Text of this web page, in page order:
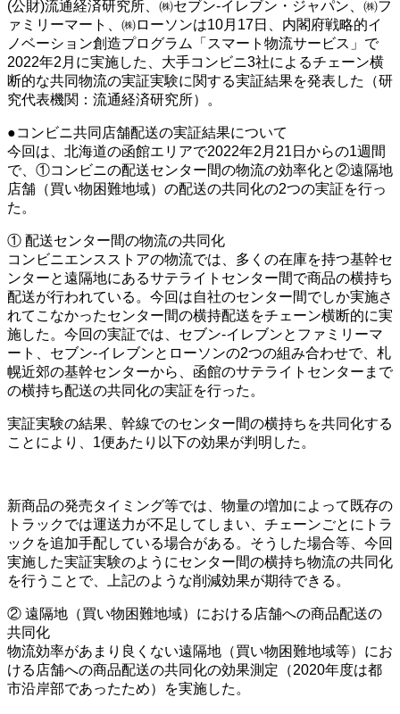
(公財)流通経済研究所、㈱セブン‐イレブン・ジャパン、㈱フ
ァミリーマート、㈱ローソンは10月17日、内閣府戦略的イ
ノベーション創造プログラム「スマート物流サービス」で
2022年2月に実施した、大手コンビニ3社によるチェーン横
断的な共同物流の実証実験に関する実証結果を発表した（研
究代表機関：流通経済研究所）。
●コンビニ共同店舗配送の実証結果について
今回は、北海道の函館エリアで2022年2月21日からの1週間
で、①コンビニの配送センター間の物流の効率化と②遠隔地
店舗（買い物困難地域）の配送の共同化の2つの実証を行っ
た。
① 配送センター間の物流の共同化
コンビニエンスストアの物流では、多くの在庫を持つ基幹セ
ンターと遠隔地にあるサテライトセンター間で商品の横持ち
配送が行われている。今回は自社のセンター間でしか実施さ
れてこなかったセンター間の横持配送をチェーン横断的に実
施した。今回の実証では、セブン‐イレブンとファミリーマ
ート、セブン‐イレブンとローソンの2つの組み合わせで、札
幌近郊の基幹センターから、函館のサテライトセンターまで
の横持ち配送の共同化の実証を行った。
実証実験の結果、幹線でのセンター間の横持ちを共同化する
ことにより、1便あたり以下の効果が判明した。
新商品の発売タイミング等では、物量の増加によって既存の
トラックでは運送力が不足してしまい、チェーンごとにトラ
ックを追加手配している場合がある。そうした場合等、今回
実施した実証実験のようにセンター間の横持ち物流の共同化
を行うことで、上記のような削減効果が期待できる。
② 遠隔地（買い物困難地域）における店舗への商品配送の
共同化
物流効率があまり良くない遠隔地（買い物困難地域等）にお
ける店舗への商品配送の共同化の効果測定（2020年度は都
市沿岸部であったため）を実施した。